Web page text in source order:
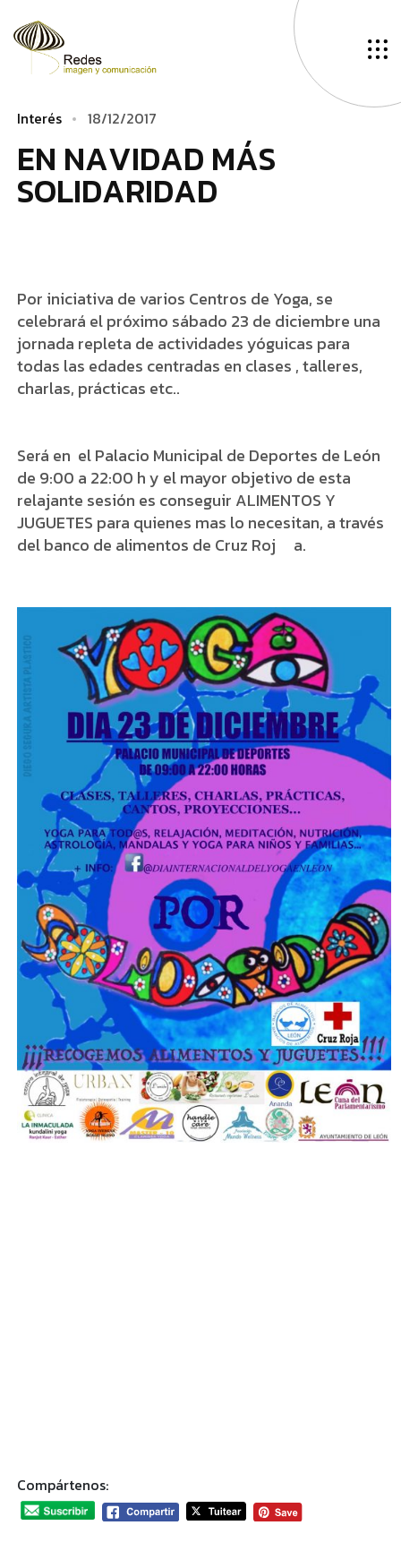
Interés 18/12/2017
EN
­ NAVIDAD
­ MÁS
SOLIDARIDAD
Por iniciativa de varios Centros de Yoga, se
celebrará el próximo sábado 23 de diciembre una
jornada repleta de actividades yóguicas para
todas las edades centradas en clases , talleres,
charlas, prácticas etc..
Será en el Palacio Municipal de Deportes de León
de 9:00 a 22:00 h y el mayor objetivo de esta
relajante sesión es conseguir ALIMENTOS Y
JUGUETES para quienes mas lo necesitan, a través
del banco de alimentos de Cruz Roj
a.
Compártenos: